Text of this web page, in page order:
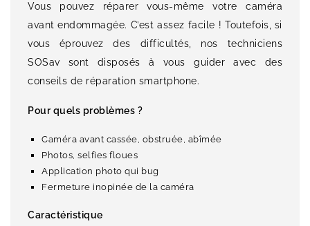
Vous pouvez réparer vous-même votre caméra
avant endommagée. C’est assez facile ! Toutefois, si
vous éprouvez des difficultés, nos techniciens
SOSav sont disposés à vous guider avec des
conseils de réparation smartphone.
Pour quels problèmes ?
Caméra avant cassée, obstruée, abîmée
Photos, selfies floues
Application photo qui bug
Fermeture inopinée de la caméra
Caractéristique